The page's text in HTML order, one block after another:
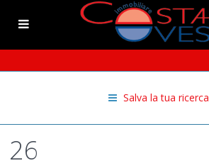
Salva la tua ricerca
26